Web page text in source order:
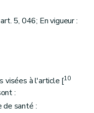
5, 046; En vigueur :
visées à l'article [10
:
de santé :